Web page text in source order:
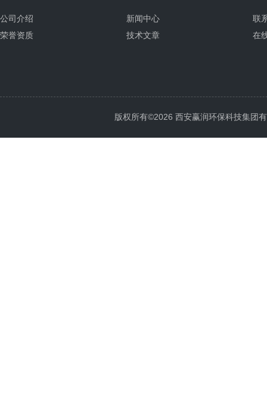
公司介绍
荣誉资质
新闻中心
技术文章
联
在
版权所有©2026 西安赢润环保科技集团